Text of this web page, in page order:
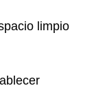
limpio